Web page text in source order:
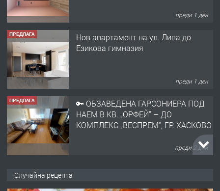
преди 1 ден
ПРЕДЛАГА
Нов апартамент на ул. Липа до
Езикова гимназия
преди 1 ден
ПРЕДЛАГА
🔑 ОБЗАВЕДЕНА ГАРСОНИЕРА ПОД
НАЕМ В КВ. „ОРФЕЙ“ – ДО
КОМПЛЕКС „ВЕСПРЕМ“, ГР. ХАСКОВО
преди 2 дни
Случайна рецепта